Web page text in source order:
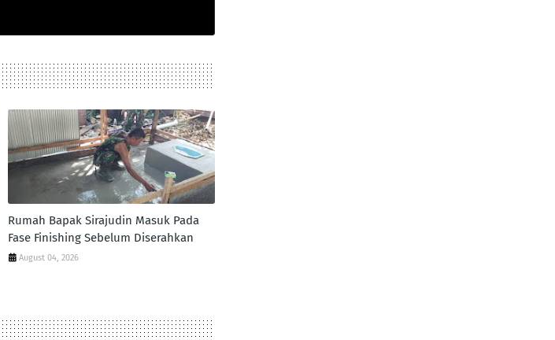
Rumah Bapak Sirajudin Masuk Pada
Fase Finishing Sebelum Diserahkan
August 04, 2026